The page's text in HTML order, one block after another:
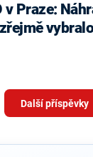
v Praze:
Další příspěvky